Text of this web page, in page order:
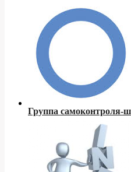
Группа самоконтроля-